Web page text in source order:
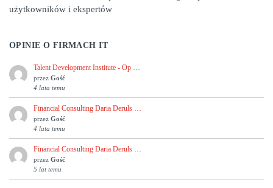
użytkowników i ekspertów
OPINIE O FIRMACH IT
Talent Development Institute - Op …
przez Gość
4 lata temu
Financial Consulting Daria Deruls …
przez Gość
4 lata temu
Financial Consulting Daria Deruls …
przez Gość
5 lat temu